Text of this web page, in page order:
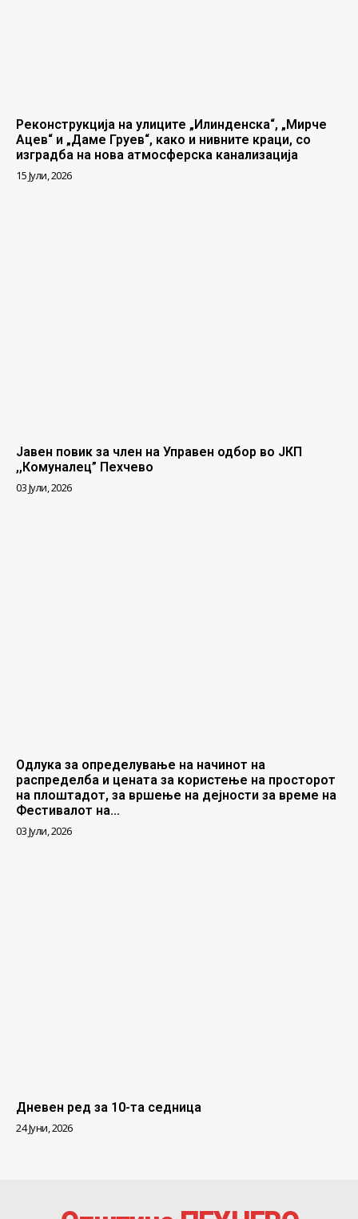
Реконструкција на улиците „Илинденска“, „Мирче
Ацев“ и „Даме Груев“, како и нивните краци, со
изградба на нова атмосферска канализација
15 Јули, 2026
Јавен повик за член на Управен одбор во ЈКП
,,Комуналец” Пехчево
03 Јули, 2026
Одлука за определување на начинот на
распределба и цената за користење на просторот
на плоштадот, за вршење на дејности за време на
Фестивалот на...
03 Јули, 2026
Дневен ред за 10-та седница
24 Јуни, 2026